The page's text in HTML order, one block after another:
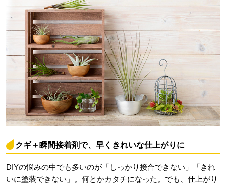
クギ＋瞬間接着剤で、早くきれいな仕上がりに
DIYの悩みの中でも多いのが「しっかり接合できない」「きれ
いに塗装できない」。何とかカタチになった。でも、仕上がり